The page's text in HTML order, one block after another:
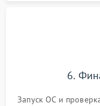
6.
Запуск ОС и